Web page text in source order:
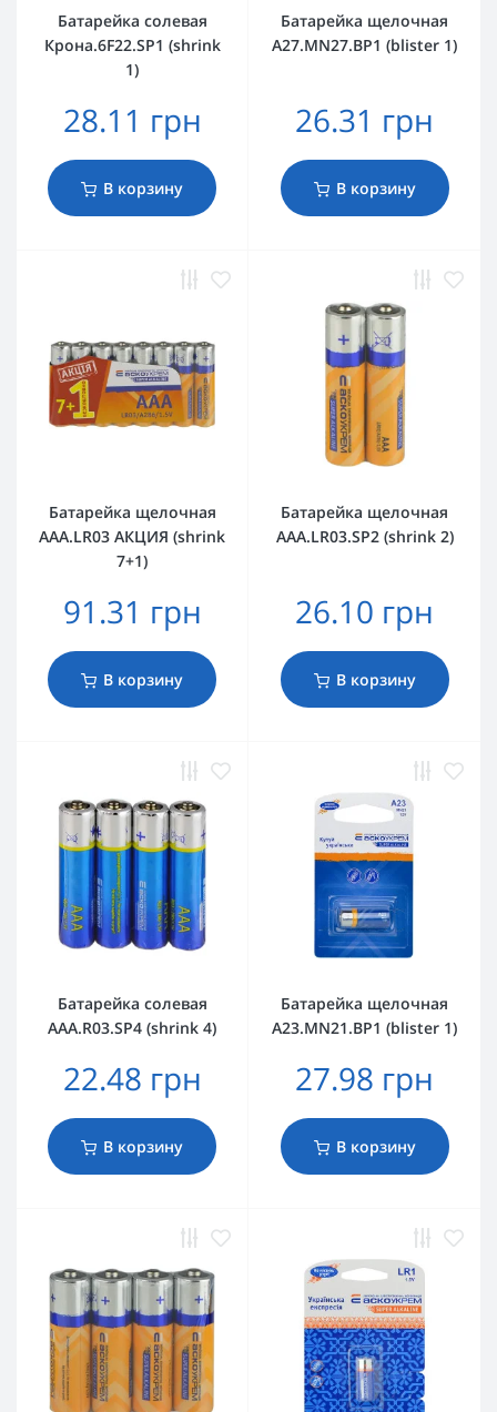
Батарейка солевая
Крона.6F22.SP1 (shrink
1)
28.11 грн
В корзину
Батарейка щелочная
A27.MN27.BP1 (blister 1)
26.31 грн
В корзину
Батарейка щелочная
AАА.LR03 АКЦИЯ (shrink
7+1)
91.31 грн
В корзину
Батарейка щелочная
AАА.LR03.SP2 (shrink 2)
26.10 грн
В корзину
Батарейка солевая
AАА.R03.SP4 (shrink 4)
22.48 грн
В корзину
Батарейка щелочная
A23.MN21.BP1 (blister 1)
27.98 грн
В корзину